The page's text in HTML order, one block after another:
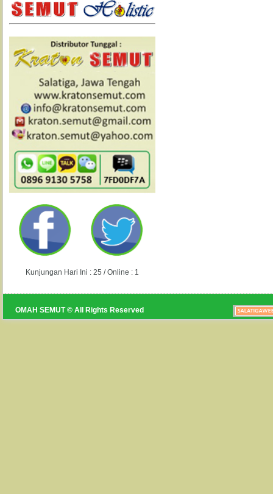
Kunjungan Hari Ini : 25 / Online : 1
OMAH SEMUT © All Rights Reserved